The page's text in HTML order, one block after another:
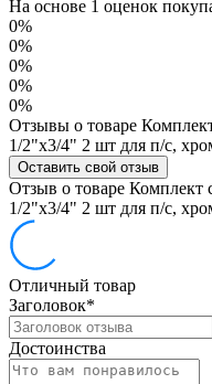
На основе 1 оценок
0%
0%
0%
0%
0%
Отзывы о товаре
1/2"х3/4" 2 шт для п/с,
Оставить свой отзыв
Отзыв о товаре Комплект
1/2"х3/4" 2 шт для п/с,
Отличный товар
Заголовок*
Достоинства